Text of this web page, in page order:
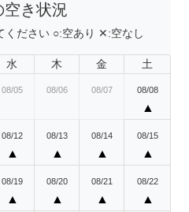
空き状況
ください ○:空あり ✕:空なし
水 木 金 土
08/05 08/06 08/07 08/08
▲
08/12
▲
08/13
▲
08/14
▲
08/15
▲
08/19
▲
08/20
▲
08/21
▲
08/22
▲